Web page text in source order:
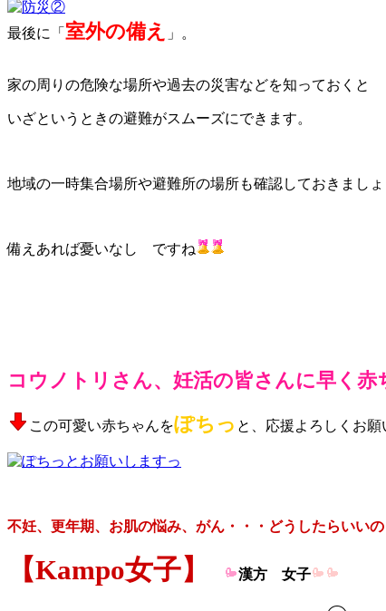
最後に「 室外の備え 」。
家の周りの危険な場所や過去の災害などを知っておくと
いざというときの避難がスムーズにできます。
地域の一時集合場所や避難所の場所も確認しておきましょ
備えあれば憂いなし ですね
コウノトリさん、妊活の皆さんに早く
この可愛い赤ちゃんをぽちっ と、応援よろしくお願
不妊、更年期、お肌の悩み、がん・・・どうしたらいいの
【Kampo女子】 漢方 女子